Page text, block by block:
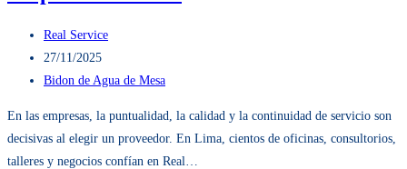
Autor
de
entrada:
Real Service
Publicación
27/11/2025
En las empresas, la puntualidad, la calidad y la continuidad de servicio son
decisivas al elegir un proveedor. En Lima, cientos de oficinas, consultorios,